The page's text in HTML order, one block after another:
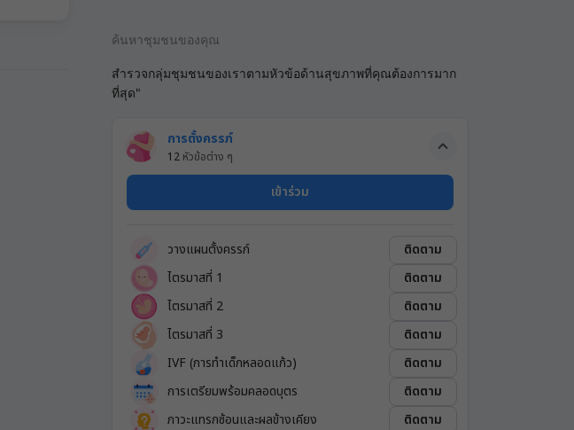
ค้นหาชุมชนของคุณ
สำรวจกลุ่มชุมชนของเราตามหัวข้อด้านสุขภาพที่คุณต้องการมาก
ที่สุด"
การตั้งครรภ์
12 หัวข้อต่าง ๆ
เข้าร่วม
วางแผนตั้งครรภ์
ติดตาม
ไตรมาสที่ 1
ติดตาม
ไตรมาสที่ 2
ติดตาม
ไตรมาสที่ 3
ติดตาม
IVF (การทำเด็กหลอดแก้ว)
ติดตาม
การเตรียมพร้อมคลอดบุตร
ติดตาม
ภาวะแทรกซ้อนและผลข้างเคียง
ติดตาม